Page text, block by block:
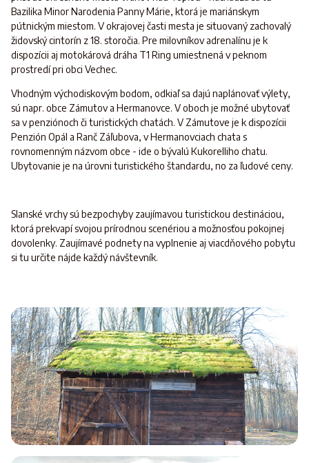
Bazilika Minor Narodenia Panny Márie, ktorá je mariánskym
pútnickým miestom. V okrajovej časti mesta je situovaný zachovalý
židovský cintorín z 18. storočia. Pre milovníkov adrenalínu je k
dispozícii aj motokárová dráha T1 Ring umiestnená v peknom
prostredí pri obci Vechec.
Vhodným východiskovým bodom, odkiaľ sa dajú naplánovať výlety,
sú napr. obce Zámutov a Hermanovce. V oboch je možné ubytovať
sa v penziónoch či turistických chatách. V Zámutove je k dispozícii
Penzión Opál a Ranč Záľubova, v Hermanovciach chata s
rovnomenným názvom obce - ide o bývalú Kukorelliho chatu.
Ubytovanie je na úrovni turistického štandardu, no za ľudové ceny.
Slanské vrchy sú bezpochyby zaujímavou turistickou destináciou,
ktorá prekvapí svojou prírodnou scenériou a možnosťou pokojnej
dovolenky. Zaujímavé podnety na vyplnenie aj viacdňového pobytu
si tu určite nájde každý návštevník.